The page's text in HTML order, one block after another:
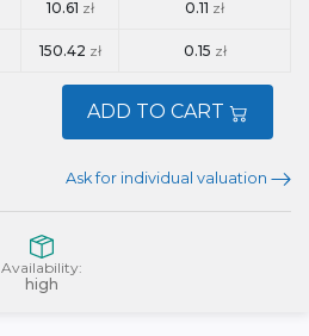
10.61 zł 0.11 zł
150.42 zł 0.15 zł
ADD TO CART
Ask for individual valuation
Availability:
high